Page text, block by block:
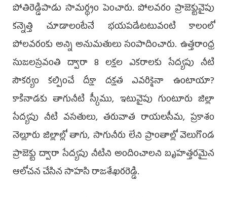
పోతిరెడ్డిపాడు సామర్థ్యం పెంచారు. పోలవరం ప్రాజెక్టువైపు
కన్నెత్తి చూడాలంటేనే భయపడేటటువంటి కాలంలో
పోలవరంకు అన్ని అనుమతులు సంపాదించారు. ఉత్తరాంధ్ర
సుజలస్రవంతి ద్వారా 8 లక్షల ఎకరాలకు సేద్యపు నీటి
సౌకర్యం కల్పించే దీక్షా దక్షత ఎవరికైనా ఉంటాయా?
కాకినాడకు తాగునీటి స్కీము, ఇటువైపు గుంటూరు జిల్లా
సేద్యపు నీటి వసతులు, తరువాత రాయలసీమ, ప్రకాశం
నెల్లూరు జిల్లాల్లో తాగు, సాగునీరు లేని ప్రాంతాల్లో వెలుగొండ
ప్రాజెక్టు ద్వారా సేద్యపు నీటిని అందించాలని బృహత్తరమైన
ఆలోచన చేసిన సాహసి రాజశేఖరరెడ్డి.